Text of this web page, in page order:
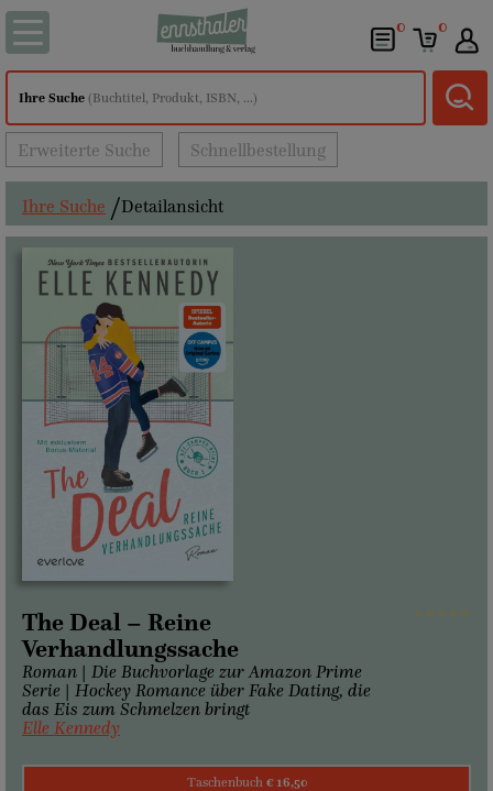
0 0
Ihre Suche (Buchtitel, Produkt, ISBN, ...)
Erweiterte Suche Schnellbestellung
Ihre Suche Detailansicht
The Deal – Reine
Verhandlungssache
Roman | Die Buchvorlage zur Amazon Prime
Serie | Hockey Romance über Fake Dating, die
das Eis zum Schmelzen bringt
Elle Kennedy
Taschenbuch € 16,50